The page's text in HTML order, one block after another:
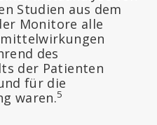
Studien aus dem
Monitore alle
des
der Patienten
für die
waren.5